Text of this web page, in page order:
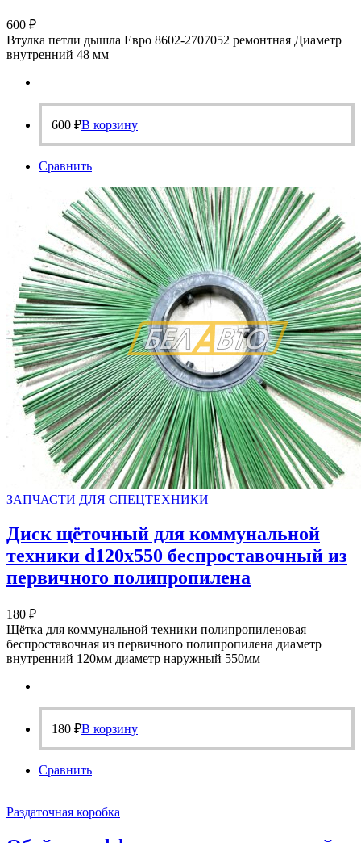
600 ₽
Втулка петли дышла Евро 8602-2707052 ремонтная Диаметр
внутренний 48 мм
600 ₽В корзину
Сравнить
ЗАПЧАСТИ ДЛЯ СПЕЦТЕХНИКИ
Диск щёточный для коммунальной
техники d120х550 беспроставочный из
первичного полипропилена
180 ₽
Щётка для коммунальной техники полипропиленовая
беспроставочная из первичного полипропилена диаметр
внутренний 120мм диаметр наружный 550мм
180 ₽В корзину
Сравнить
Раздаточная коробка